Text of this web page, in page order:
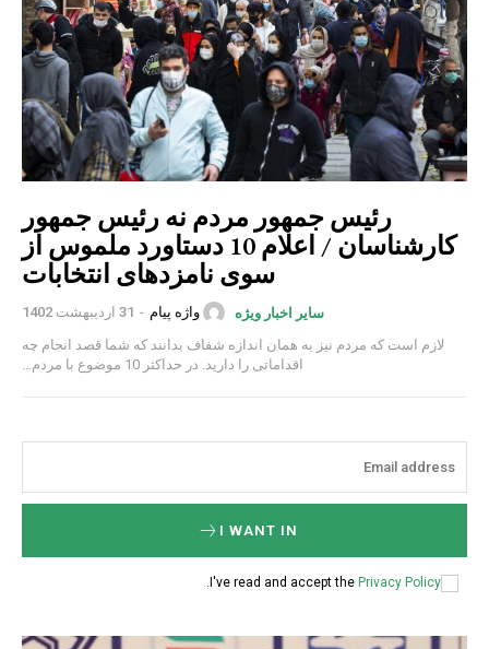
رئیس جمهور مردم نه رئیس جمهور
کارشناسان / اعلام 10 دستاورد ملموس از
سوی نامزدهای انتخابات
سایر اخبار ویژه واژه پیام - 31 اردیبهشت 1402
لازم است که مردم نیز به همان اندازه شفاف بدانند که شما قصد انجام چه
اقداماتی را دارید. در حداکثر 10 موضوع با مردم...
I WANT IN
I've read and accept the Privacy Policy
.